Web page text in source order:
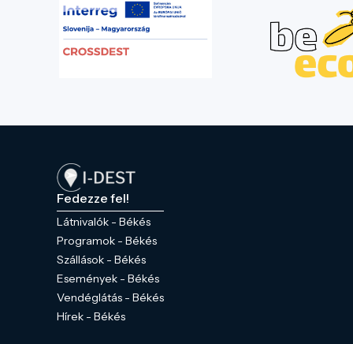
Fedezze fel!
Látnivalók - Békés
Programok - Békés
Szállások - Békés
Események - Békés
Vendéglátás - Békés
Hírek - Békés